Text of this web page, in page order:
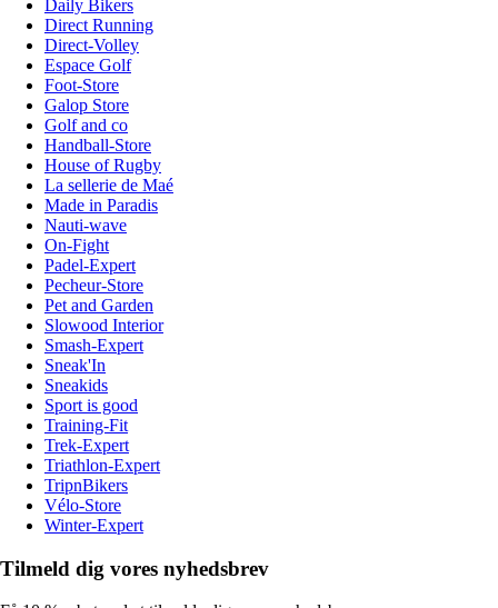
Daily Bikers
Direct Running
Direct-Volley
Espace Golf
Foot-Store
Galop Store
Golf and co
Handball-Store
House of Rugby
La sellerie de Maé
Made in Paradis
Nauti-wave
On-Fight
Padel-Expert
Pecheur-Store
Pet and Garden
Slowood Interior
Smash-Expert
Sneak'In
Sneakids
Sport is good
Training-Fit
Trek-Expert
Triathlon-Expert
TripnBikers
Vélo-Store
Winter-Expert
Tilmeld dig vores nyhedsbrev